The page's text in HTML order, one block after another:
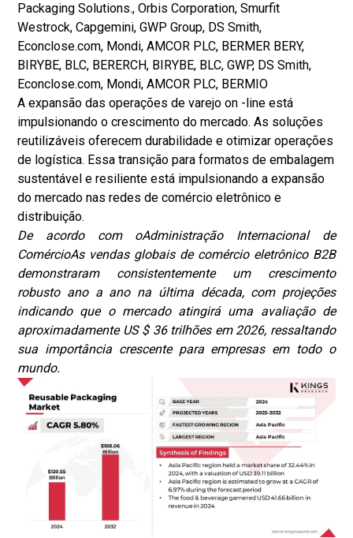
Packaging Solutions., Orbis Corporation, Smurfit
Westrock, Capgemini, GWP Group, DS Smith,
Econclose.com, Mondi, AMCOR PLC, BERMER BERY,
BIRYBE, BLC, BERERCH, BIRYBE, BLC, GWP, DS Smith,
Econclose.com, Mondi, AMCOR PLC, BERMIO
A expansão das operações de varejo on -line está
impulsionando o crescimento do mercado. As soluções
reutilizáveis ​​oferecem durabilidade e otimizar operações
de logística. Essa transição para formatos de embalagem
sustentável e resiliente está impulsionando a expansão
do mercado nas redes de comércio eletrônico e
distribuição.
De acordo com oAdministração Internacional de
ComércioAs vendas globais de comércio eletrônico B2B
demonstraram consistentemente um crescimento
robusto ano a ano na última década, com projeções
indicando que o mercado atingirá uma avaliação de
aproximadamente US $ 36 trilhões em 2026, ressaltando
sua importância crescente para empresas em todo o
mundo.